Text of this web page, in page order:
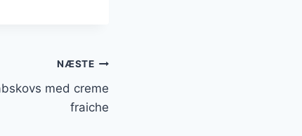
NÆSTE
med creme
fraiche